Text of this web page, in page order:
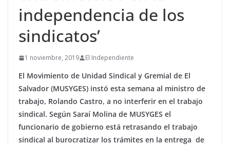
independencia de los
sindicatos’
1 noviembre, 2019 El Independiente
El Movimiento de Unidad Sindical y Gremial de El
Salvador (MUSYGES) instó esta semana al ministro de
trabajo, Rolando Castro, a no interferir en el trabajo
sindical. Según Saraí Molina de MUSYGES el
funcionario de gobierno está retrasando el trabajo
sindical al burocratizar los trámites en la entrega de